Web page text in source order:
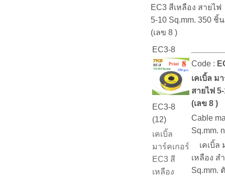
EC3 สีเหลือง สายไฟ
5-10 Sq.mm. 350 ชิ้น
(เลข 8 )
EC3-8
EC3-8
(12)
เคเบิ้ล
มาร์คเกอร์
EC3 สี
เหลือง
Code :
เคเบิ้ล ม
สายไฟ
(เลข 8 )
Cable
Sq.mm.
เคเบิ้ล
เหลือง ส
Sq.mm.